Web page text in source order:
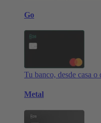
Go
Tu banco, desde casa o
Metal